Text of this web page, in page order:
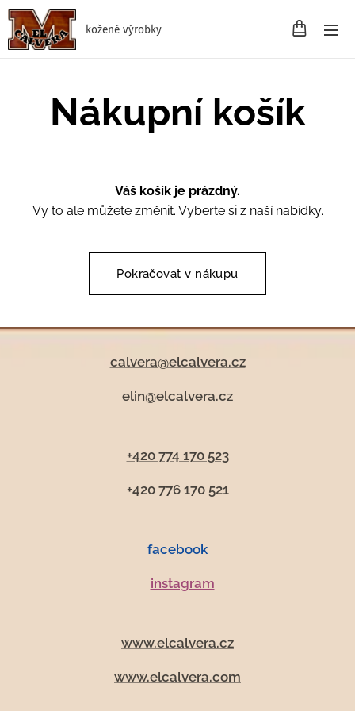
kožené výrobky
Nákupní košík
Váš košík je prázdný.
Vy to ale můžete změnit. Vyberte si z naší nabídky.
Pokračovat v nákupu
calvera@elcalvera.cz
elin@elcalvera.cz
+420 774 170 523
+420 776 170 521
facebook
instagram
www.elcalvera.cz
www.elcalvera.com